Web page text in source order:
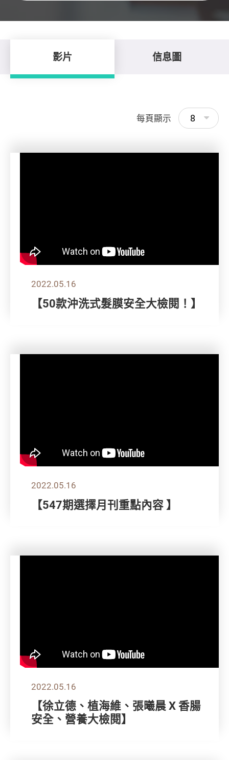
影片 信息圖
每頁顯示 8
2022.05.16
【50款沖洗式髮膜安全大檢閱！】
2022.05.16
【547期選擇月刊重點內容 】
2022.05.16
【徐立德、植海維、張曦晨 X 香腸
安全、營養大檢閱】